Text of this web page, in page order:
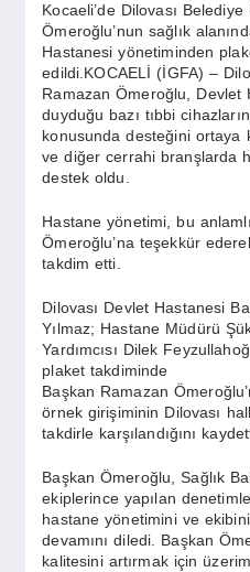
SPOR
YAŞAM
Kocaeli’de Dilovası
Ömeroğlu’nun sağlık
Hastanesi yönetiminden
edildi.KOCAELİ (İGFA) –
Ramazan Ömeroğlu, Devlet
duyduğu bazı tıbbi
konusunda desteğini ortaya
ve diğer cerrahi branşlarda
destek oldu.
Hastane yönetimi, bu
Ömeroğlu’na teşekkür
takdim etti.
Dilovası Devlet Hastanesi
Yılmaz; Hastane Müdürü
Yardımcısı Dilek
plaket takdiminde
Başkan Ramazan
örnek girişiminin Dilovası
takdirle karşılandığını
Başkan Ömeroğlu, Sağlık
ekiplerince yapılan
hastane yönetimini ve
devamını diledi. Başkan
kalitesini artırmak için